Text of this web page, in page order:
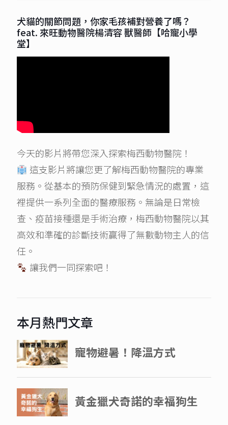
犬貓的關節問題，你家毛孩補對營養了嗎？
feat. 來旺動物醫院楊清容 獸醫師【哈寵小學
堂】
今天的影片將帶您深入探索梅西動物醫院！
這支影片將讓您更了解梅西動物醫院的專業
服務。從基本的預防保健到緊急情況的處置，這
裡提供一系列全面的醫療服務。無論是日常檢
查、疫苗接種還是手術治療，梅西動物醫院以其
高效和準確的診斷技術贏得了無數動物主人的信
任。
讓我們一同探索吧！
本月熱門文章